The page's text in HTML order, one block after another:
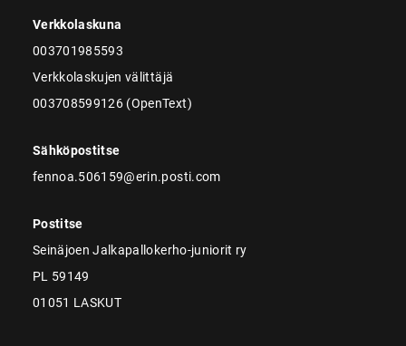
Verkkolaskuna
003701985593
Verkkolaskujen välittäjä
003708599126 (OpenText)
Sähköpostitse
fennoa.506159@erin.posti.com
Postitse
Seinäjoen Jalkapallokerho-juniorit ry
PL 59149
01051 LASKUT